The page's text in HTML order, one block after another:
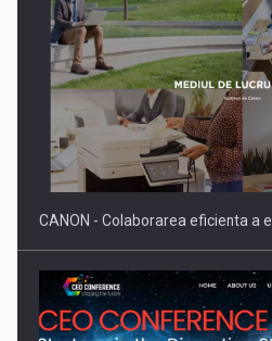
SAPTE PERSONALITATI DIN
SI INSTITUTIONAL…
CANON - Colaborarea eficienta a